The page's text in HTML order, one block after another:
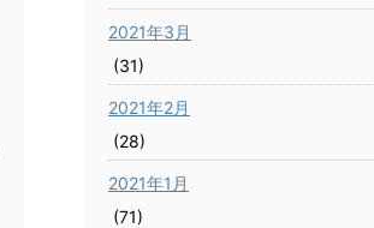
2021年3月
(31)
2021年2月
(28)
2021年1月
(71)